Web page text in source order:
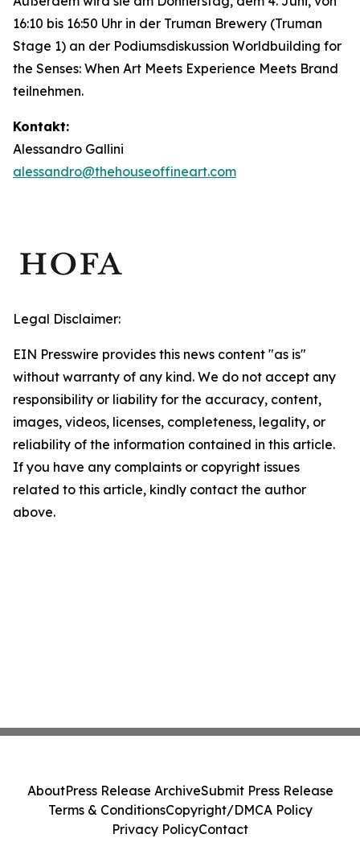
16:10 bis 16:50 Uhr in der Truman Brewery (Truman
Stage 1) an der Podiumsdiskussion Worldbuilding for
the Senses: When Art Meets Experience Meets Brand
teilnehmen.
Kontakt:
Alessandro Gallini
alessandro@thehouseoffineart.com
Legal Disclaimer:
EIN Presswire provides this news content "as is"
without warranty of any kind. We do not accept any
responsibility or liability for the accuracy, content,
images, videos, licenses, completeness, legality, or
reliability of the information contained in this article.
If you have any complaints or copyright issues
related to this article, kindly contact the author
above.
AboutPress Release ArchiveSubmit Press Release
Terms & ConditionsCopyright/DMCA Policy
Privacy PolicyContact